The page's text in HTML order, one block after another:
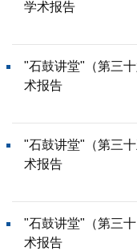
学术报告
"石鼓讲堂"（第三
术报告
"石鼓讲堂"（第三
术报告
"石鼓讲堂"（第三
术报告